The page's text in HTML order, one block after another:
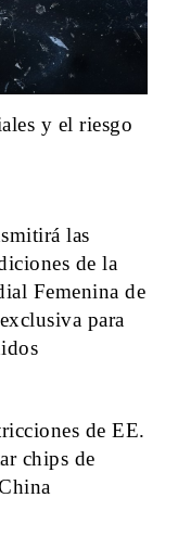
y el riesgo
las
de la
Femenina de
para
de EE.
chips de